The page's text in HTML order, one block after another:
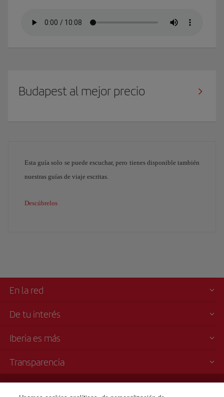
Budapest al mejor precio
Esta guía solo se puede escuchar, pero tienes disponible también
nuestras guías de viaje escritas.
Descúbrelos
En la red
De tu interés
Iberia es más
Transparencia
Venta telefónica